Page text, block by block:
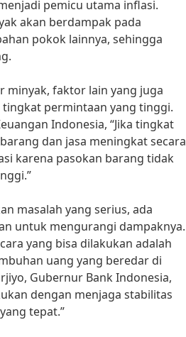
pemicu utama inflasi.
akan berdampak pada
pokok lainnya, sehingga
minyak, faktor lain yang juga
permintaan yang tinggi.
Indonesia, “Jika tingkat
dan jasa meningkat secara
karena pasokan barang tidak
masalah yang serius, ada
untuk mengurangi dampaknya.
yang bisa dilakukan adalah
uang yang beredar di
Gubernur Bank Indonesia,
dengan menjaga stabilitas
tepat.”